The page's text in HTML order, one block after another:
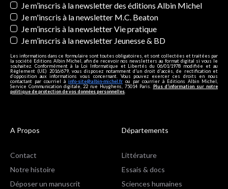
Newsletters
Je m’inscris à la newsletter des éditions Albin Michel
Je m'inscris à la newsletter M.C. Beaton
Je m’inscris à la newsletter Vie pratique
Je m’inscris à la newsletter Jeunesse & BD
Les informations dans ce formulaire sont toutes obligatoires, et sont collectées et traitées par
la société Editions Albin Michel, afin de recevoir nos newsletters au format digital si vous le
souhaitez. Conformément à la Loi Informatique et Libertés du 06/01/1978 modifiée et au
Règlement (UE) 2016/679, vous disposez notamment d'un droit d'accès, de rectification et
d’opposition aux informations vous concernant. Vous pouvez exercer ces droits en nous
contactant par courriel à info-site@albin-michel.fr ou par courrier à Editions Albin Michel,
Service Communication digitale, 22 rue Huyghens, 75014 Paris. Plus d’information sur notre
politique de protection de vos données personnelles
A Propos
Contact
Notre histoire
Déposer un manuscrit
Départements
Littérature
Essais & docs
Sciences humaines